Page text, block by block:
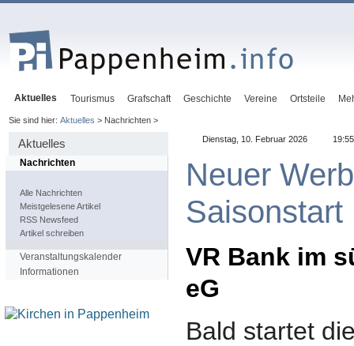
Aktuelles Tourismus Grafschaft Geschichte Vereine Ortsteile
Sie sind hier: Aktuelles > Nachrichten >
Aktuelles
Nachrichten
Alle Nachrichten
Meistgelesene Artikel
RSS Newsfeed
Artikel schreiben
Veranstaltungskalender
Informationen
Dienstag, 10. Februar 2026
Neuer
Saisonstart
VR Bank im
eG
Bald startet